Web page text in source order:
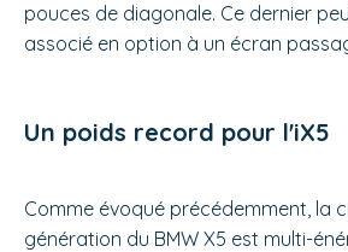
pouces de diagonale. Ce dernier
associé en option à un écran
Un poids record pour l'iX5
Comme évoqué précédemment, la
génération du BMW X5 est multi-